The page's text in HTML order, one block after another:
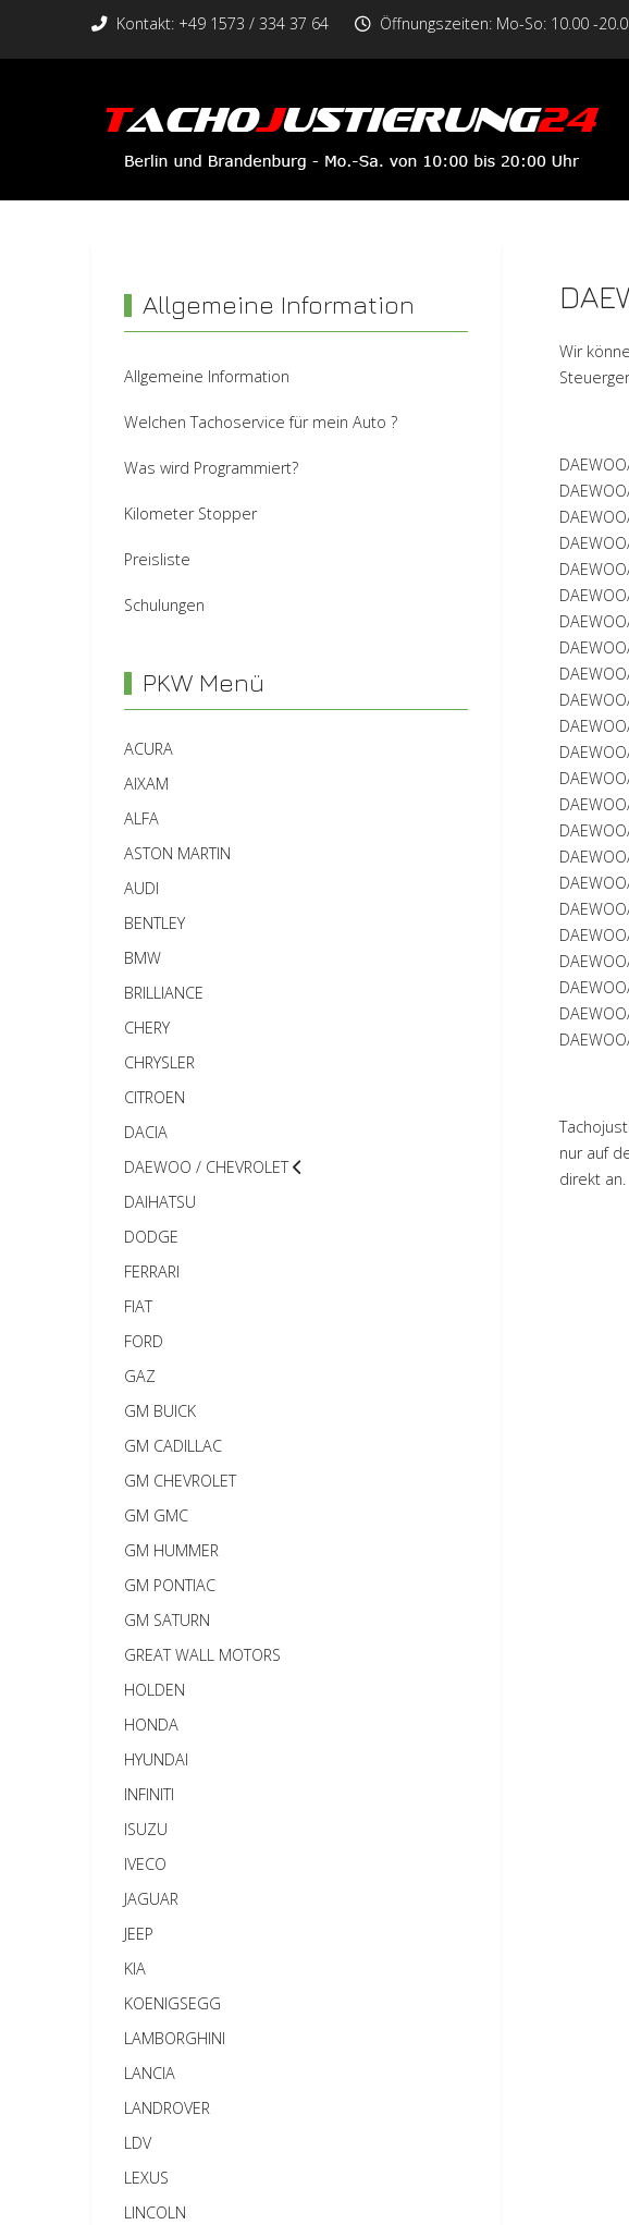
Kontakt: +49 1573 / 334 37 64 Öffnungszeiten: Mo-So: 10.00 -
Allgemeine Information
Allgemeine Information
Welchen Tachoservice für mein Auto ?
Was wird Programmiert?
Kilometer Stopper
Preisliste
Schulungen
PKW Menü
ACURA
AIXAM
ALFA
ASTON MARTIN
AUDI
BENTLEY
BMW
BRILLIANCE
CHERY
CHRYSLER
CITROEN
DACIA
DAEWOO / CHEVROLET
DAIHATSU
DODGE
FERRARI
FIAT
FORD
GAZ
GM BUICK
GM CADILLAC
GM CHEVROLET
GM GMC
GM HUMMER
GM PONTIAC
GM SATURN
GREAT WALL MOTORS
HOLDEN
HONDA
HYUNDAI
INFINITI
ISUZU
IVECO
JAGUAR
JEEP
KIA
KOENIGSEGG
LAMBORGHINI
LANCIA
LANDROVER
LDV
LEXUS
LINCOLN
Wir
nur auf
direkt an.